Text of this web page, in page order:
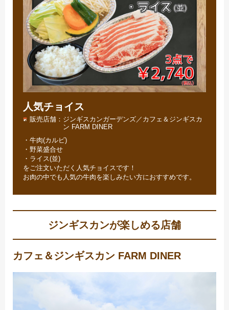
人気チョイス
販売店舗
ジンギスカンガーデンズ／カフェ＆ジンギスカ
ン FARM DINER
・牛肉(カルビ)
・野菜盛合せ
・ライス(並)
をご注文いただく人気チョイスです！
お肉の中でも人気の牛肉を楽しみたい方におすすめです。
ジンギスカンが楽しめる店舗
カフェ＆ジンギスカン FARM DINER